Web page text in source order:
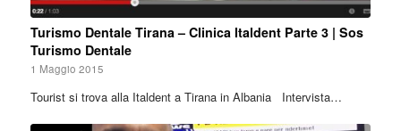
Turismo Dentale Tirana – Clinica Italdent Parte 3 | Sos
Turismo Dentale
1 Maggio 2015
Tourist si trova alla Italdent a Tirana in Albania Intervista…